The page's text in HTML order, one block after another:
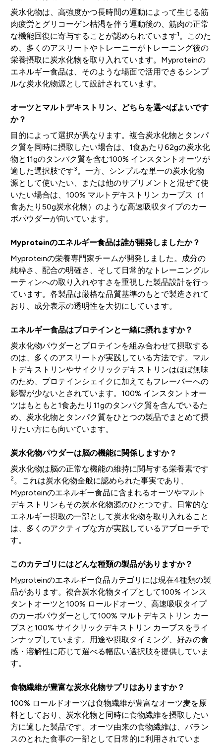
炭水化物は、高強度かつ長時間の運動によって生じる筋
肉疲労とグリコーゲン枯渇を伴う運動後の、筋肉の正常
な機能回復に寄与することが認められています1 。このた
め、多くのアスリートやトレーニーがトレーニング後の
栄養摂取に炭水化物を取り入れています。Myproteinの
エネルギー食品は、そのような場面で活用できるシンプ
ルな炭水化物源として設計されています。
オーツとマルトデキストリン、どちらを選べばよいです
か？
目的によって選択が異なります。複合炭水化物とタンパ
ク質を同時に摂取したい場合は、1食あたり62gの炭水化
物と11gのタンパク質を含む100% インスタントオーツが
適した選択肢です3 。一方、シンプルな単一の炭水化物
源として使いたい、または他のサプリメントと混ぜて使
いたい場合は、100% マルトデキストリン カーブス（1
食あたり50g炭水化物）のような高速吸収タイプのカー
ボパウダーが向いています。
Myproteinのエネルギー食品は誰が開発しましたか？
Myproteinの栄養専門家チームが開発しました。成分の
純粋さ、配合の明確さ、そして日常的なトレーニングル
ーティンへの取り入れやすさを重視した製品設計を行っ
ています。各製品は厳格な品質基準のもとで製造されて
おり、成分表示の透明性を大切にしています。
エネルギー食品はプロテインと一緒に摂れますか？
炭水化物パウダーとプロテインを組み合わせて摂取する
のは、多くのアスリートが実践している方法です。マル
トデキストリンやサイクリックデキストリンはほぼ無味
のため、プロテインシェイクに加えてもフレーバーへの
影響が少ないとされています。100% インスタントオー
ツはもともと1食あたり11gのタンパク質を含んでいるた
め、炭水化物とタンパク質をひとつの製品でまとめて摂
りたい方にも向いています。
炭水化物パウダーは脳の機能に関係しますか？
炭水化物は脳の正常な機能の維持に関与する栄養素です
2。これは炭水化物全般に認められた事実であり、
Myproteinのエネルギー食品に含まれるオーツやマルト
デキストリンもその炭水化物源のひとつです。日常的な
エネルギー摂取の一部として炭水化物を取り入れること
は、多くのアクティブな方が実践しているアプローチで
す。
このカテゴリにはどんな種類の製品がありますか？
Myproteinのエネルギー食品カテゴリには現在4種類の製
品があります。複合炭水化物タイプとして100% インス
タントオーツと100% ロールドオーツ、高速吸収タイプ
のカーボパウダーとして100% マルトデキストリン カー
ブスと100% サイクリックデキストリン カーブスをライ
ンナップしています。用途や摂取タイミング、好みの食
感・溶解性に応じて選べる幅広い選択肢を提供していま
す。
食物繊維が豊富な炭水化物サプリはありますか？
100% ロールドオーツは食物繊維が豊富なオーツ麦を原
料としており、炭水化物と同時に食物繊維を摂取したい
方に適した製品です。オーツ由来の食物繊維は、バラン
スのとれた食事の一部として日常的に利用されていま